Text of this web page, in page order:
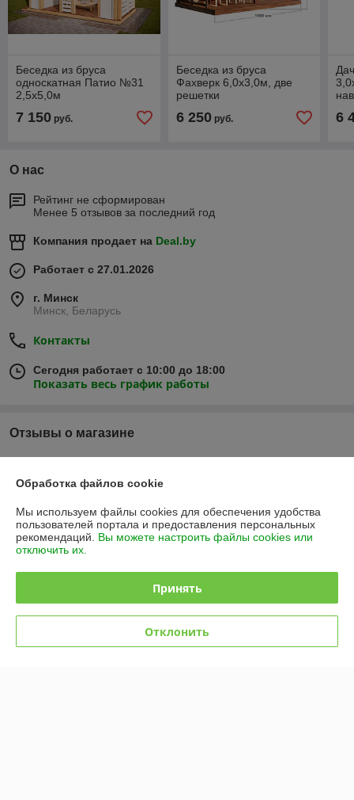
Беседка из бруса
односкатная Патио №31
2,5х5,0м
7 150 руб.
Беседка из бруса
Фахверк 6,0х3,0м, две
решетки
6 250руб. 6
О нас
Рейтинг не сформирован
Менее 5 отзывов за последний год
Компания продает на Deal.by
Работает с 27.01.2026
г. Минск
Минск, Беларусь
Контакты
Сегодня работает с 10:00 до 18:00
Показать весь график работы
Отзывы о магазине
О нас
Контакты
График работы
Обработка файлов cookie
Мы используем файлы cookies для обеспечения удобства
пользователей портала и предоставления персональных
рекомендаций. Вы можете настроить файлы cookies или
отключить их.
Принять
Отклонить